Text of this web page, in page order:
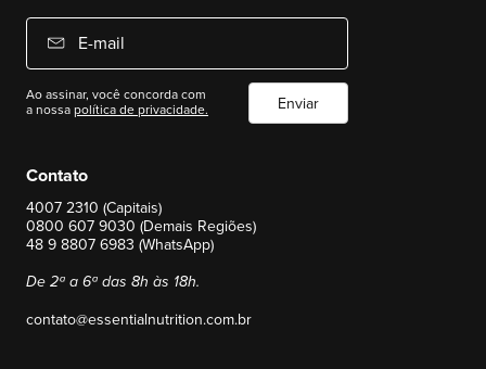
Contato
4007 2310 (Capitais)
0800 607 9030 (Demais Regiões)
48 9 8807 6983 (WhatsApp)
De 2ª a 6ª das 8h às 18h.
contato@essentialnutrition.com.br
E-mail
Ao assinar, você concorda com
a nossapolítica de privacidade. Enviar